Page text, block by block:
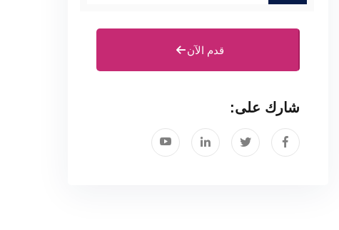
قدم الآن
شارك على: